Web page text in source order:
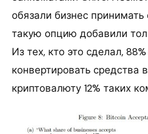
обязали бизнес принимать
такую опцию добавили
Из тех, кто это сделал,
конвертировать средства
криптовалюту 12% таких